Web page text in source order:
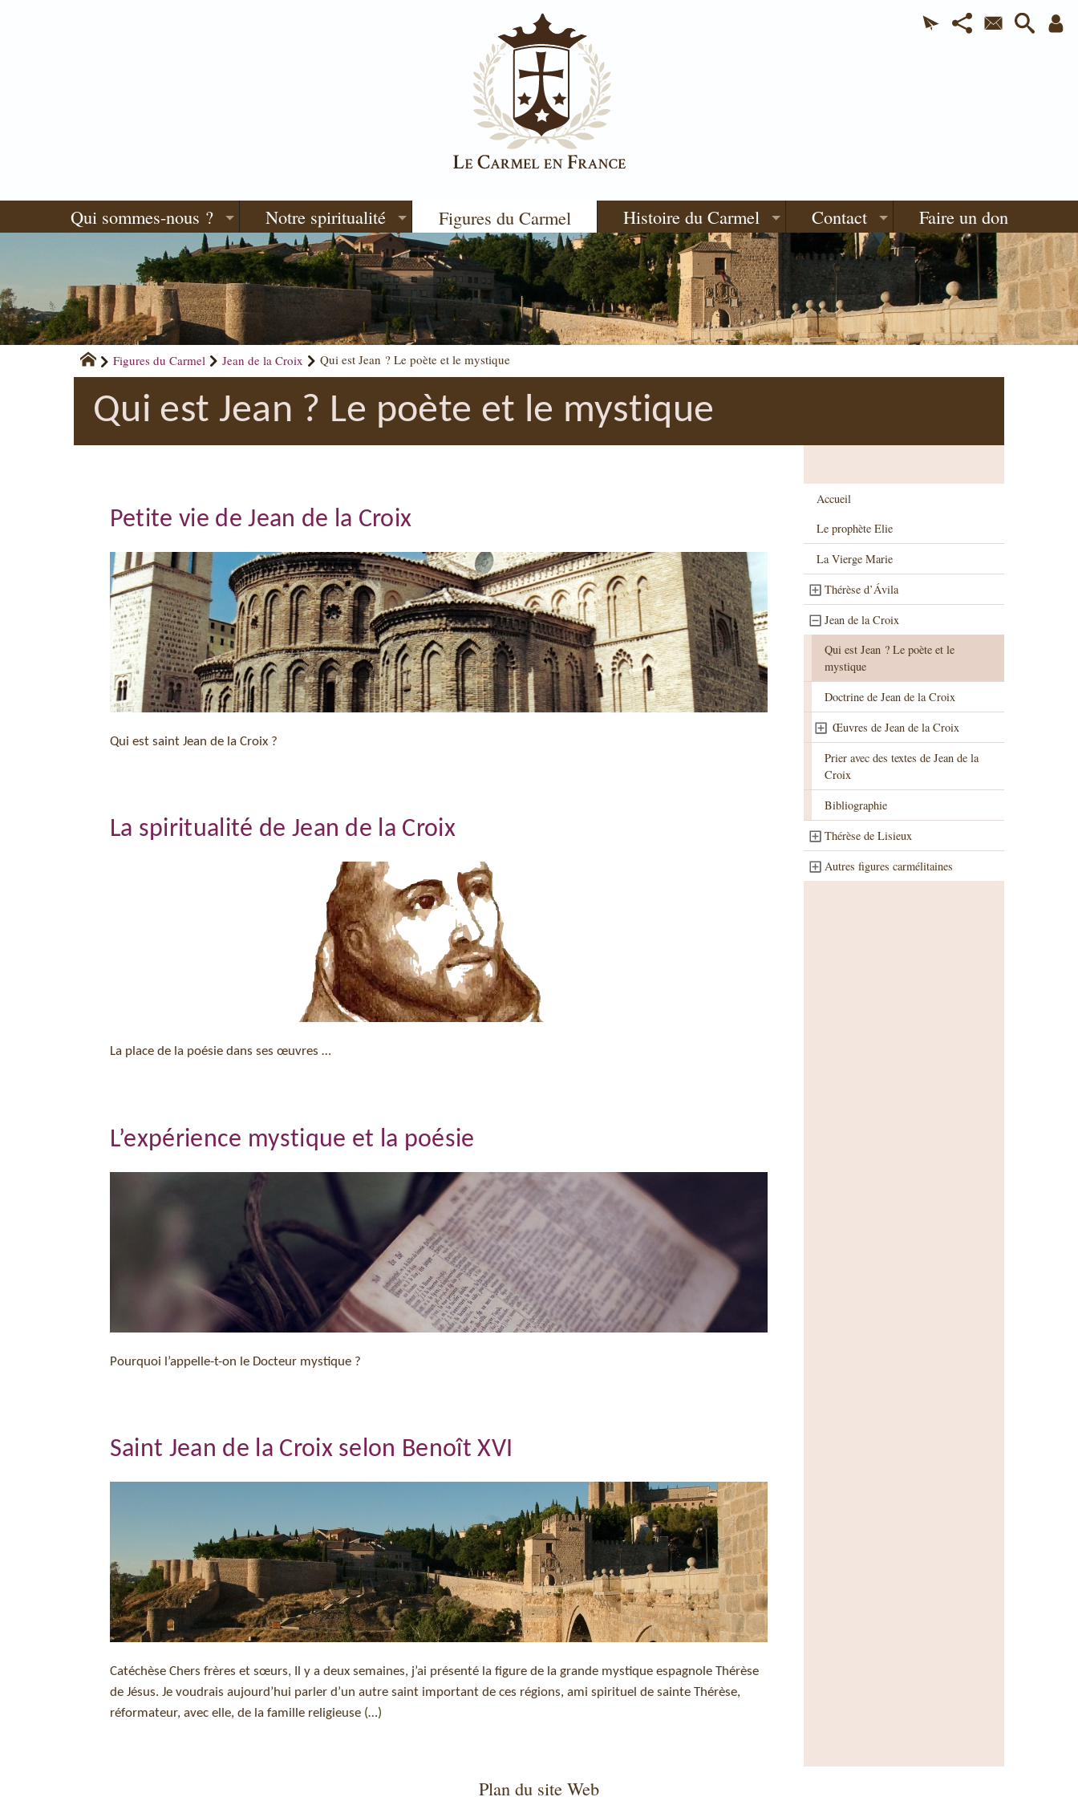
Qui sommes-nous ? Notre spiritualité Figures du Carmel Histoire du Carmel Contact Faire un don
Figures du Carmel Jean de la Croix Qui est Jean ? Le poète et le mystique
Qui est Jean ? Le poète et le mystique
Petite vie de Jean de la Croix
Qui est saint Jean de la Croix ?
La spiritualité de Jean de la Croix
La place de la poésie dans ses œuvres …
L’expérience mystique et la poésie
Pourquoi l’appelle-t-on le Docteur mystique ?
Saint Jean de la Croix selon Benoît XVI
Catéchèse Chers frères et sœurs, Il y a deux semaines, j’ai présenté la figure de la grande mystique espagnole Thérèse
de Jésus. Je voudrais aujourd’hui parler d’un autre saint important de ces régions, ami spirituel de sainte Thérèse,
réformateur, avec elle, de la famille religieuse (…)
Accueil
Le prophète Elie
La Vierge Marie
Thérèse d’Ávila
Jean de la Croix
Qui est Jean ? Le poète et le
mystique
Doctrine de Jean de la Croix
Œuvres de Jean de la Croix
Prier avec des textes de Jean de la
Croix
Bibliographie
Thérèse de Lisieux
Autres figures carmélitaines
Plan du site Web